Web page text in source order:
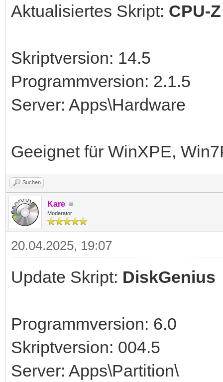
Aktualisiertes Skript: CPU-Z
Skriptversion: 14.5
Programmversion: 2.1.5
Server: Apps\Hardware
Geeignet für WinXPE,
Suchen
Kare
Moderator
20.04.2025, 19:07
Update Skript: DiskGenius
Programmversion: 6.0
Skriptversion: 004.5
Server: Apps\Partition\